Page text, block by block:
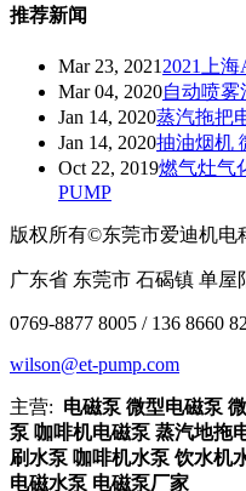
推荐新闻
Mar 23, 2021 2021上
Mar 04, 2020自动喷雾
Jan 14, 2020蒸汽拖把
Jan 14, 2020抽油烟机
Oct 22, 2019燃气灶气
PUMP
版权所有©东莞市爱迪机电
广东省 东莞市 石碣镇 单屋
0769-8877 8005 / 136 8660
wilson@et-pump.com
主营: 电磁泵 微型电磁泵
泵 咖啡机电磁泵 蒸汽地拖
刷水泵 咖啡机水泵 饮水机
电磁水泵 电磁泵厂家